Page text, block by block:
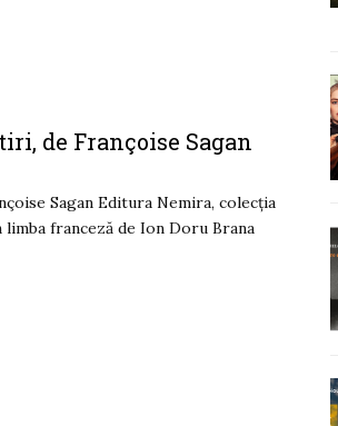
de Françoise Sagan
Sagan Editura Nemira, colecţia
franceză de Ion Doru Brana